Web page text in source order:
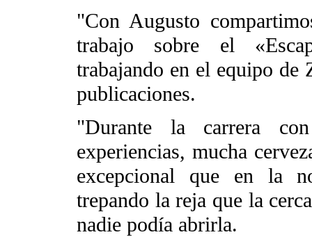
"Con Augusto
trabajo sobre el
trabajando en el equipo de
publicaciones.
"Durante la carrera
experiencias, mucha
excepcional que en la
trepando la reja que la
nadie podía abrirla.